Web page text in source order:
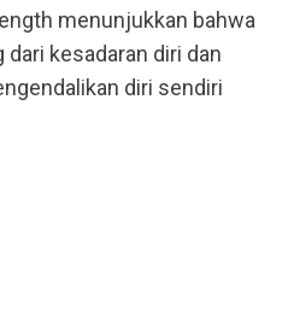
menunjukkan bahwa
kesadaran diri dan
diri sendiri